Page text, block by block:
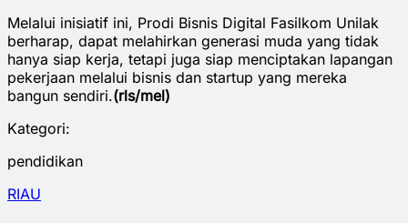
Melalui inisiatif ini, Prodi Bisnis Digital Fasilkom Unilak
berharap, dapat melahirkan generasi muda yang tidak
hanya siap kerja, tetapi juga siap menciptakan lapangan
pekerjaan melalui bisnis dan startup yang mereka
bangun sendiri.(rls/mel)
Kategori:
pendidikan
RIAU